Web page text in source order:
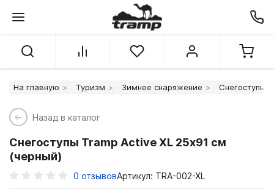
На главную Туризм Зимнее снаряжение Снегоступы
Назад в каталог
Снегоступы Tramp Active XL 25х91 см
(черный)
0 отзывовАртикул: TRA-002-XL